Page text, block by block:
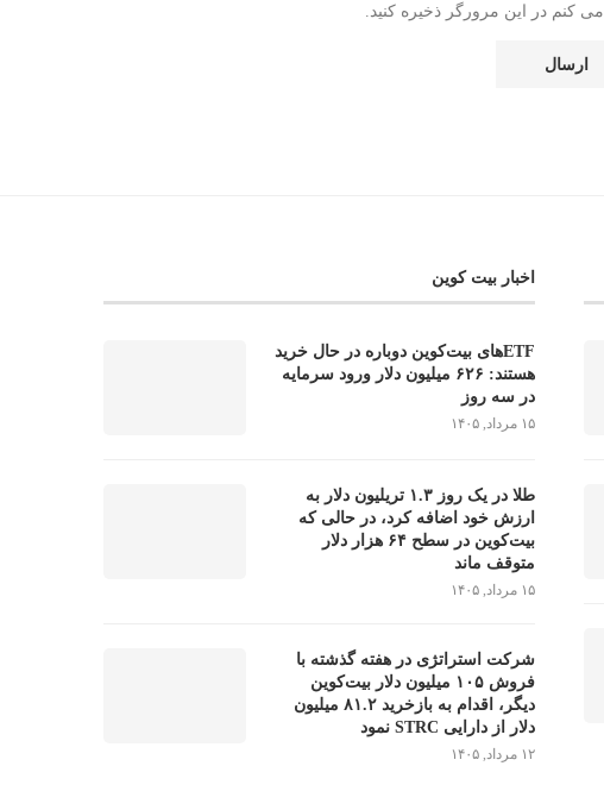
کنم در این مرورگر ذخیره کنید.
اخبار بیت کوین
ETFهای بیت‌کوین دوباره در حال خرید
هستند: ۶۲۶ میلیون دلار ورود سرمایه
در سه روز
۱۵ مرداد, ۱۴۰۵
طلا در یک روز ۱.۳ تریلیون دلار به
ارزش خود اضافه کرد، در حالی که
بیت‌کوین در سطح ۶۴ هزار دلار
متوقف ماند
۱۵ مرداد, ۱۴۰۵
شرکت استراتژی در هفته گذشته با
فروش ۱۰۵ میلیون دلار بیت‌کوین
دیگر، اقدام به بازخرید ۸۱.۲ میلیون
دلار از دارایی STRC نمود
۱۲ مرداد, ۱۴۰۵